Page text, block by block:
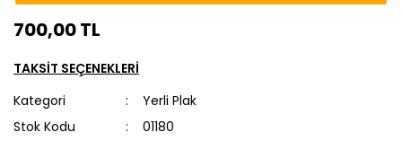
700,00 TL
TAKSİT SEÇENEKLERİ
Kategori
Yerli Plak
Stok Kodu
01180